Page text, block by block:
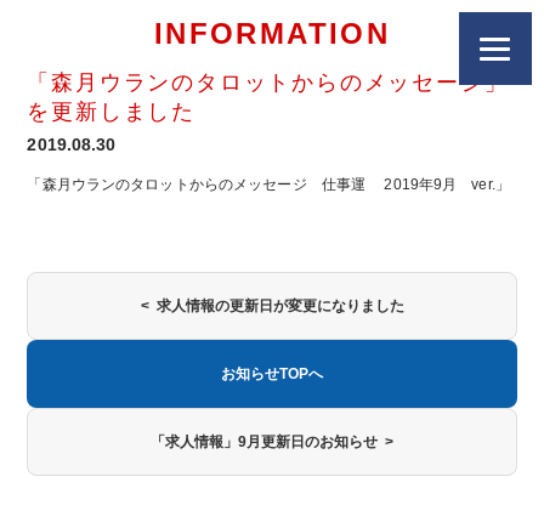
INFORMATION
「森月ウランのタロットからのメッセージ」
を更新しました
2019.08.30
「森月ウランのタロットからのメッセージ 仕事運 2019年9月 ver.」
< 求人情報の更新日が変更になりました
お知らせTOPへ
「求人情報」9月更新日のお知らせ >